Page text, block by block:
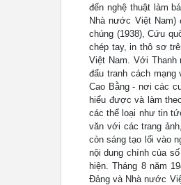
đến nghệ thuật làm
Nhà nước Việt Nam)
chúng (1938), Cứu
chép tay, in thô sơ
Việt Nam. Với Thanh
đấu tranh cách
Cao Bằng - nơi các
hiểu được và làm
các thể loại như tin
văn với các trang
còn sáng tạo lối vào
nội dung chính của
hiện. Tháng 8 năm
Đảng và Nhà nước